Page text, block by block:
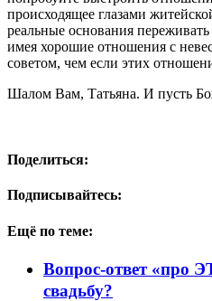
происходящее глазами
реальные основания
имея хорошие отношения с
советом, чем если этих
Шалом Вам, Татьяна. И пусть
Поделиться:
Подписывайтесь:
Ещё по теме:
Вопрос-ответ «про
свадьбу?